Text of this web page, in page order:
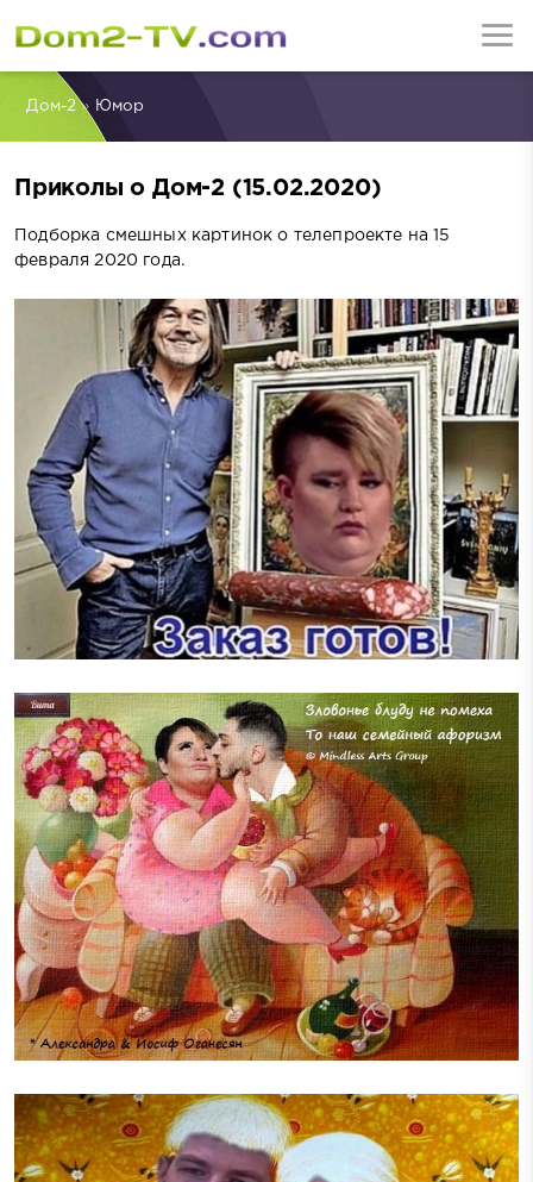
Дом-2» Юмор
Приколы о Дом-2 (15.02.2020)
Подборка смешных картинок о телепроекте на 15
февраля 2020 года.